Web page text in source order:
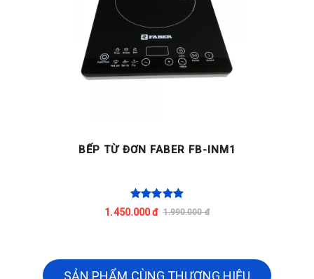
BẾP TỪ ĐƠN FABER FB-INM1
1.450.000 đ 1.990.000 đ
SẢN PHẨM CÙNG THƯƠNG HIỆU